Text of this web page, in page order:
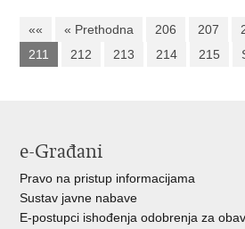
«« « Prethodna 206 207
211
212 213 214 215
e-Građani
Pravo na pristup informacijama
Sustav javne nabave
E-postupci ishođenja odobrenja za